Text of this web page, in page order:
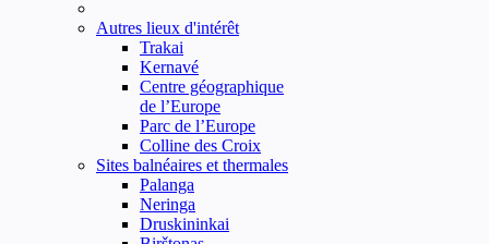
Autres lieux d'intérêt
Trakai
Kernavé
Centre géographique
de l’Europe
Parc de l’Europe
Colline des Croix
Sites balnéaires et thermales
Palanga
Neringa
Druskininkai